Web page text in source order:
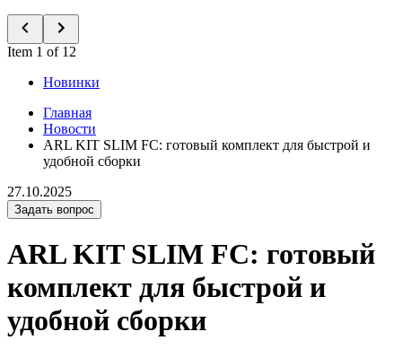
Item 1 of 12
Новинки
Главная
Новости
ARL KIT SLIM FC: готовый комплект для быстрой и
удобной сборки
27.10.2025
Задать вопрос
ARL KIT SLIM FC: готовый
комплект для быстрой и
удобной сборки